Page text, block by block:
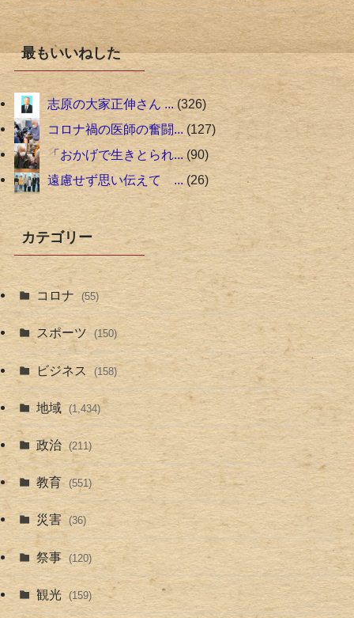
最もいいねした
志原の大家正伸さん ... 326
コロナ禍の医師の奮闘... 127
「おかげで生きとられ... 90
遠慮せず思い伝えて ... 26
カテゴリー
コロナ (55)
スポーツ (150)
ビジネス (158)
地域 (1,434)
政治 (211)
教育 (551)
災害 (36)
祭事 (120)
観光 (159)